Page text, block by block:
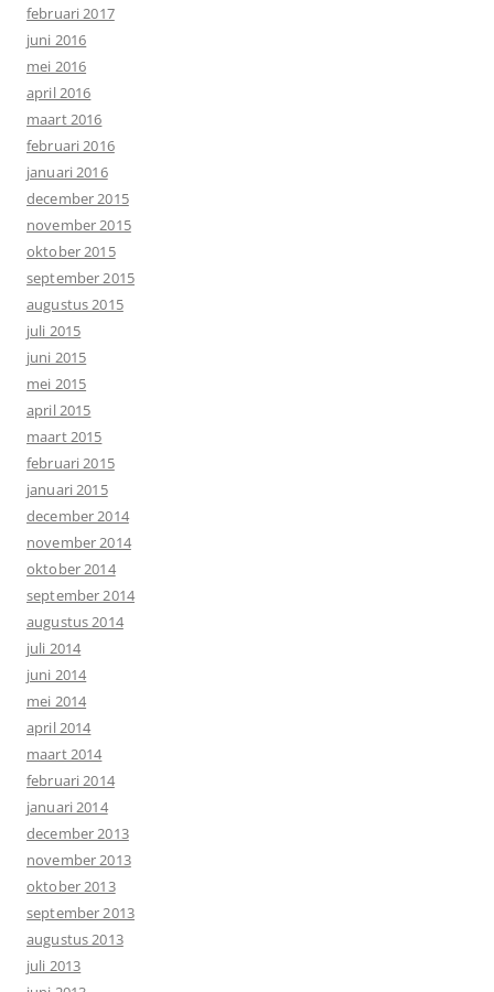
februari 2017
juni 2016
mei 2016
april 2016
maart 2016
februari 2016
januari 2016
december 2015
november 2015
oktober 2015
september 2015
augustus 2015
juli 2015
juni 2015
mei 2015
april 2015
maart 2015
februari 2015
januari 2015
december 2014
november 2014
oktober 2014
september 2014
augustus 2014
juli 2014
juni 2014
mei 2014
april 2014
maart 2014
februari 2014
januari 2014
december 2013
november 2013
oktober 2013
september 2013
augustus 2013
juli 2013